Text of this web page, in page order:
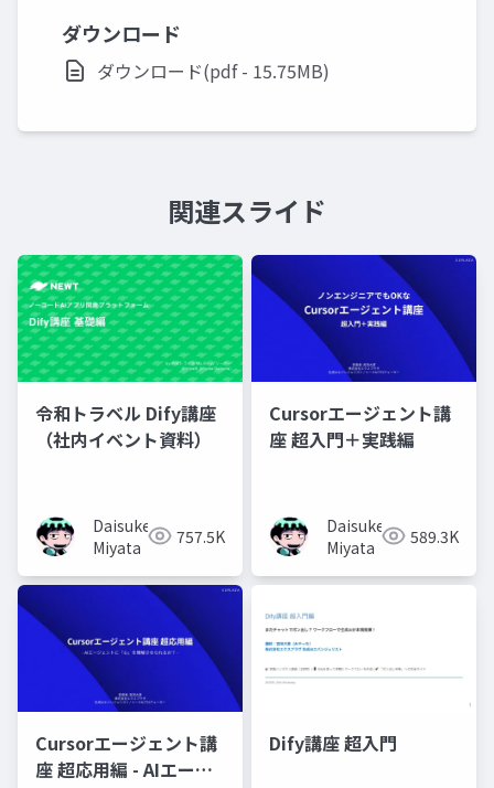
ダウンロード
ダウンロード(pdf - 15.75MB)
関連スライド
令和トラベル Dify講座
（社内イベント資料）
Daisuke
Miyata
757.5K
Cursorエージェント講
座 超入門＋実践編
Daisuke
Miyata
589.3K
Cursorエージェント講
座 超応用編 - AIエージ
Dify講座 超入門